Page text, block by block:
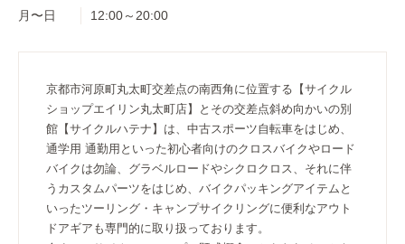
月〜日
12:00～20:00
京都市河原町丸太町交差点の南西角に位置する【サイクル
ショップエイリン丸太町店】とその交差点斜め向かいの別
館【サイクルハテナ】は、中古スポーツ自転車をはじめ、
通学用 通勤用といった初心者向けのクロスバイクやロード
バイクは勿論、グラベルロードやシクロクロス、それに伴
うカスタムパーツをはじめ、バイクパッキングアイテムと
いったツーリング・キャンプサイクリングに便利なアウト
ドアギアも専門的に取り扱っております。